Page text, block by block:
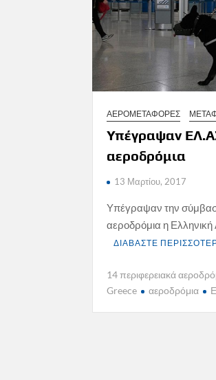
ΑΕΡΟΜΕΤΑΦΟΡΕΣ
Υπέγραψαν
αεροδρόμια
13 Μαρτίου, 2017
Υπέγραψαν την
αεροδρόμια η
ΔΙΑΒΑΣΤΕ
14 περιφερειακά
Greece
αεροδρόμια